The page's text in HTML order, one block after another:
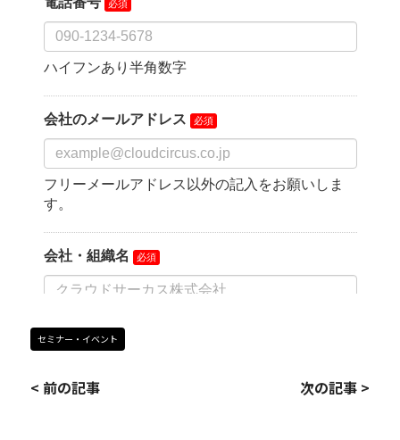
セミナー・イベント
< 前の記事 次の記事 >